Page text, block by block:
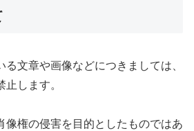
る文章や画像などにつきましては、
します。
像権の侵害を目的としたものではあ